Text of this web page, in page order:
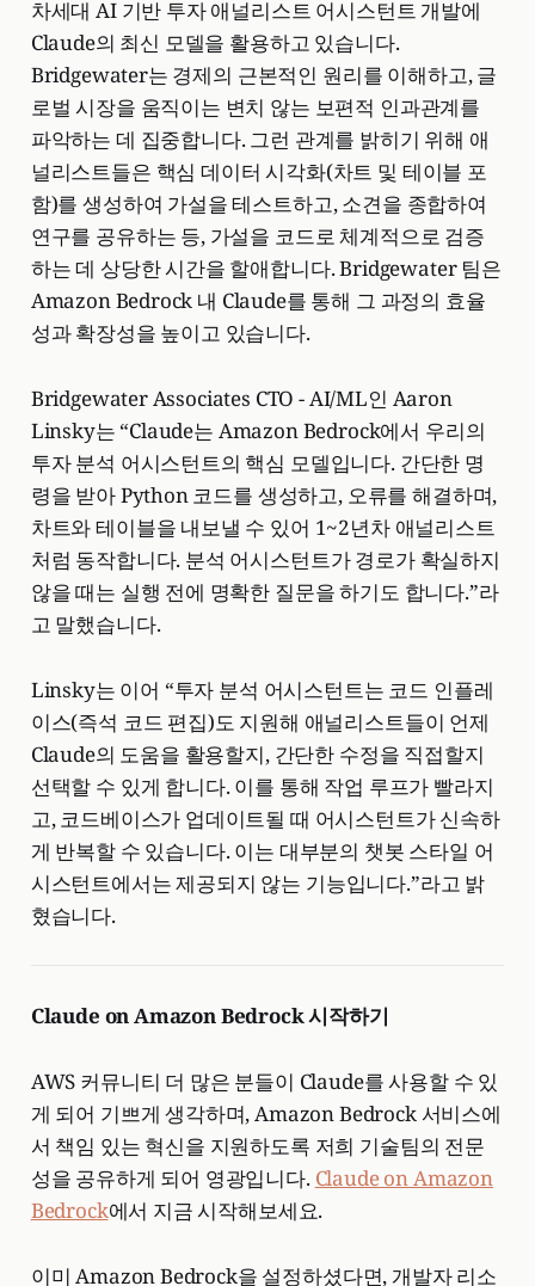
차세대 AI 기반 투자 애널리스트 어시스턴트 개발에
Claude의 최신 모델을 활용하고 있습니다.
Bridgewater는 경제의 근본적인 원리를 이해하고, 글
로벌 시장을 움직이는 변치 않는 보편적 인과관계를
파악하는 데 집중합니다. 그런 관계를 밝히기 위해 애
널리스트들은 핵심 데이터 시각화(차트 및 테이블 포
함)를 생성하여 가설을 테스트하고, 소견을 종합하여
연구를 공유하는 등, 가설을 코드로 체계적으로 검증
하는 데 상당한 시간을 할애합니다. Bridgewater 팀은
Amazon Bedrock 내 Claude를 통해 그 과정의 효율
성과 확장성을 높이고 있습니다.
Bridgewater Associates CTO - AI/ML인 Aaron
Linsky는 “Claude는 Amazon Bedrock에서 우리의
투자 분석 어시스턴트의 핵심 모델입니다. 간단한 명
령을 받아 Python 코드를 생성하고, 오류를 해결하며,
차트와 테이블을 내보낼 수 있어 1~2년차 애널리스트
처럼 동작합니다. 분석 어시스턴트가 경로가 확실하지
않을 때는 실행 전에 명확한 질문을 하기도 합니다.”라
고 말했습니다.
Linsky는 이어 “투자 분석 어시스턴트는 코드 인플레
이스(즉석 코드 편집)도 지원해 애널리스트들이 언제
Claude의 도움을 활용할지, 간단한 수정을 직접할지
선택할 수 있게 합니다. 이를 통해 작업 루프가 빨라지
고, 코드베이스가 업데이트될 때 어시스턴트가 신속하
게 반복할 수 있습니다. 이는 대부분의 챗봇 스타일 어
시스턴트에서는 제공되지 않는 기능입니다.”라고 밝
혔습니다.
Claude on Amazon Bedrock 시작하기
AWS 커뮤니티 더 많은 분들이 Claude를 사용할 수 있
게 되어 기쁘게 생각하며, Amazon Bedrock 서비스에
서 책임 있는 혁신을 지원하도록 저희 기술팀의 전문
성을 공유하게 되어 영광입니다. Claude on Amazon
Bedrock에서 지금 시작해보세요.
이미 Amazon Bedrock을 설정하셨다면, 개발자 리소